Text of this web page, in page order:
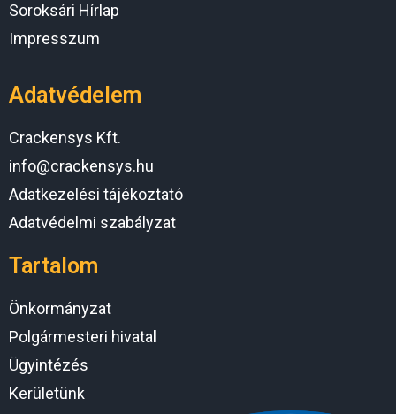
Soroksári Hírlap
Impresszum
Adatvédelem
Crackensys Kft.
info@crackensys.hu
Adatkezelési tájékoztató
Adatvédelmi szabályzat
Tartalom
Önkormányzat
Polgármesteri hivatal
Ügyintézés
Kerületünk